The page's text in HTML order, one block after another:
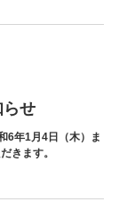
らせ
6年1月4日（木）ま
きます。